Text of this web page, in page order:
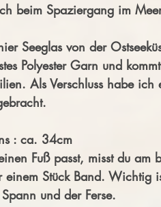
beim Spaziergang im
Seeglas von der
Polyester Garn und kommt
Als Verschluss habe ich
: ca. 34cm
Fuß passt, misst du am
Stück Band. Wichtig
und der Ferse.